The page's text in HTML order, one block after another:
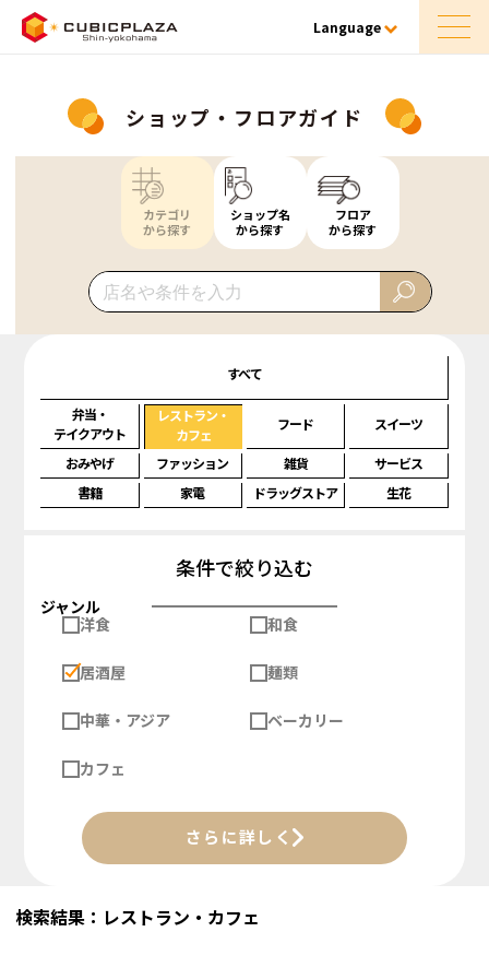
Language
ショップ・フロアガイド
カテゴリ
から探す
ショップ名
から探す
フロア
から探す
すべて
弁当・
テイクアウト
レストラン・
カフェ
フード スイーツ
おみやげ ファッション 雑貨
サービス
書籍
家電 ドラッグストア 生花
条件で絞り込む
ジャンル
洋食
和食
居酒屋 麺類
中華・アジア ベーカリー
カフェ
さらに詳しく
検索結果：レストラン・カフェ